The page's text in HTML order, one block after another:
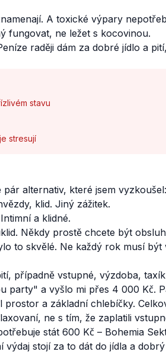
A toxické výpary
fungovat, ne ležet s kocovinou.
raději dám za dobré jídlo a
stavu
stresují
alternativ, které jsem vyzkoušel:
klid. Jiný zážitek.
a klidné.
Někdy prostě chcete být
to skvělé. Ne každý rok musí být
případně vstupné, výzdoba,
party" a vyšlo mi přes 4 000 Kč.
a základní chlebíčky.
ne s tím, že zaplatili
stát 600 Kč – Bohemia
stojí za to dát do jídla a